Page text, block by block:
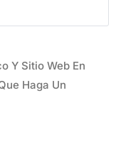
Y Sitio Web En
Haga Un